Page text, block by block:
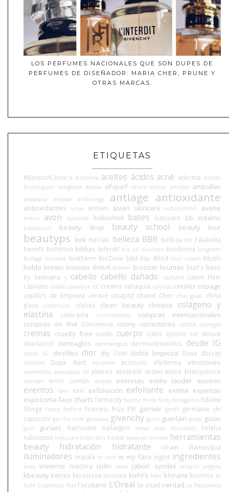
LOS PERFUMES NACIONALES QUE SON DUPES DE
PERFUMES DE DISEÑADOR: MARIA CHER, PRUNE Y
OTRAS MARCAS.
ETIQUETAS
#BesitoACerini a A-Derma aceites ácidos acné aderma Adolfo
Domínguez aengland Ahava alfaparf allure almay amope ampollas
anastasia ansolar anthology antiage antioxidante
antioxidantes anua armani asian skincare autobombo avene
aveno avon ayurvida bakuchiol bases basicare bb creams
beauticool beauty drop beauty school beauty tour
beautyps bek bel-lab belleza BBB belleza en Falabella
benefit benetton biblias biferdil bio oil bioclean bioderma biogreen
Biolage bioterra biotherm BioZone bkd Blas Blind blur cream blush
bobbi brown booster Boti-K breuer bronzer brumas burt's bees
by seelvana
c cabello cabello dañado cacharel
calvin klein
capilatis cavalli caviahue cc creams celiaquía celimax celulitis cepage
cepillos de limpieza cerave cetaphil chanel Cher chia graal china
glaze
cicatricure. clarins clean beauty clinique
colágeno y
elastina
colorama commonlabs
compras internacionales
compras on line Conciencia coony correctores cosrx covergirl
cremas cruelty free cuello cuerpo cutex cyzone ddf deluxe
depilacion dermaglos dermalogica dermoelementos desde IG
desde IG. desfiles dior diy DKNY doble limpieza Dove ducray
dumitié Dupe Alert ecoderm ecotools efyderma elecciones
elementos esenciales elf elixires elizabeth arden elvive Embryolisse
emolan error común escada esencias estée lauder eucerin
eventos ewe exel exfoliación exfoliante eximia expertas
exposoma face charts farmacity fascino fendi fenty ferragamo fidelité
filorga
Foreo forlle'd Framesi frizz FYI garnier gentil germaine de
capuccini get the look giveaway givenchy gucci guerlain guess guías
guiv gurúes hairssime hallazgos head and shoulders
helena
rubinstein heliocare hello skin herbal essences hermes herramientas
beauty
hidratación hidratante idraet illamasqua
iluminadores impala in love in my face inglot ingredientes
Inoa invierno Isadora isdin issue jabón syndet jactan's jergens
kbeauty kenzo kerastase Kérastase kiehl's kiko klorane kosmos kr
Kylie Cosmetics l'bel l'occitane L'Oreal la cruel verdad La Pasionaria